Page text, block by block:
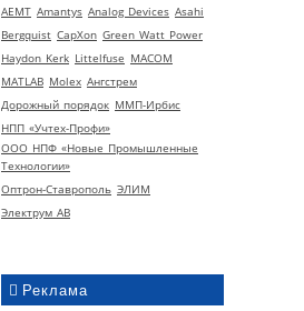
AEMT Amantys Analog Devices Asahi
Bergquist CapXon Green Watt Power
Haydon Kerk Littelfuse MACOM
MATLAB Molex Ангстрем
Дорожный порядок ММП-Ирбис
НПП «Учтех-Профи»
ООО НПФ «Новые Промышленные
Технологии»
Оптрон-Ставрополь ЭЛИМ
Электрум АВ
Реклама